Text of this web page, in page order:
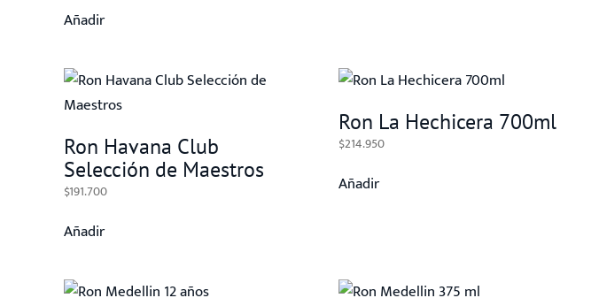
Añadir
Ron Havana Club
Selección de Maestros
$191.700
Añadir
Ron La Hechicera 700ml
$214.950
Añadir